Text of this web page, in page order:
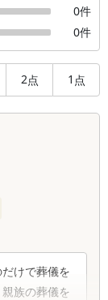
0件
0件
2点 1 点
けで葬儀を
族の葬儀を